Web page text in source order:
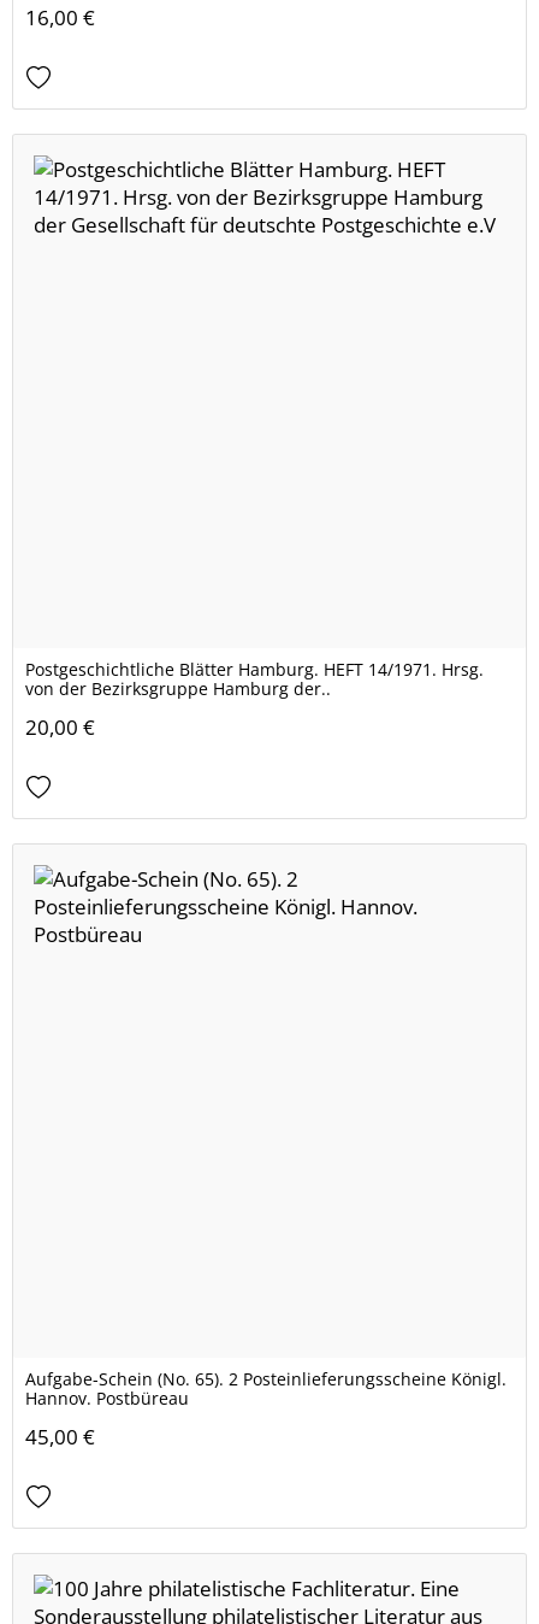
16,00 €
Postgeschichtliche Blätter Hamburg. HEFT 14/1971. Hrsg.
von der Bezirksgruppe Hamburg der..
20,00 €
Aufgabe-Schein (No. 65). 2 Posteinlieferungsscheine Königl.
Hannov. Postbüreau
45,00 €